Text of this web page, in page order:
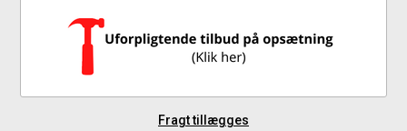
Fragt tillægges